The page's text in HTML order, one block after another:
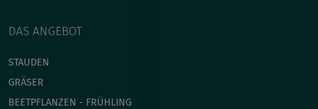
DAS ANGEBOT
STAUDEN
GRÄSER
BEETPFLANZEN - FRÜHLING